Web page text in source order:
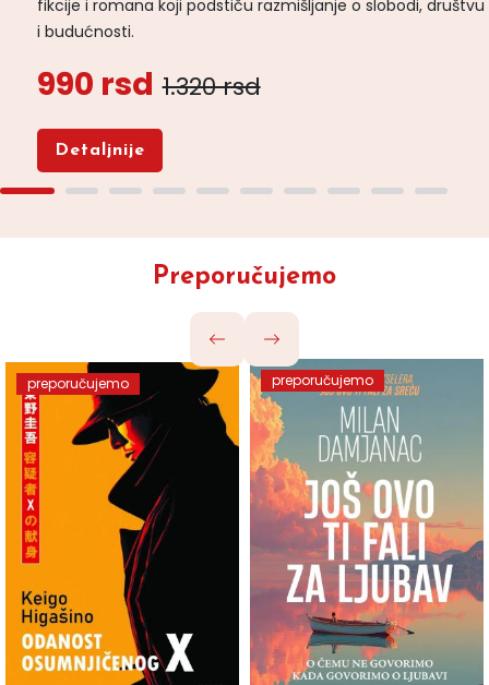
fikcije i romana koji podstiču razmišljanje o slobodi, društvu
i budućnosti.
990 rsd 1.320 rsd
Detaljnije
Preporučujemo
preporučujemo preporučujemo